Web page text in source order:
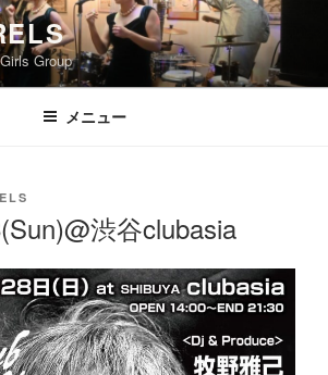
Group
メニュー
渋谷clubasia